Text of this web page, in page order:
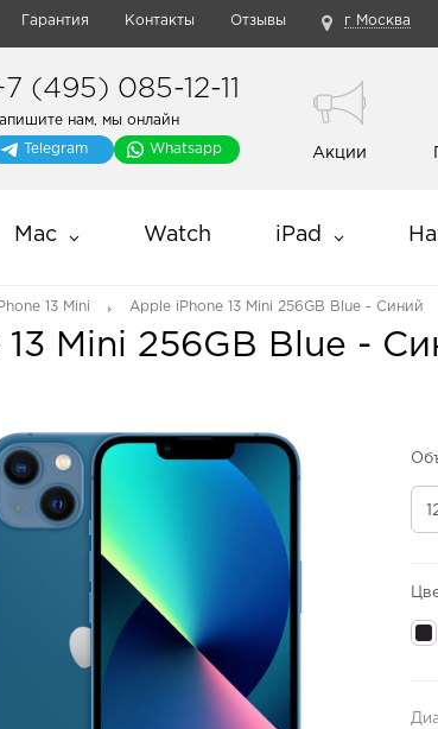
Гарантия Контакты Отзывы г Москва
(495) 085-12-11
нам, мы онлайн
Telegram Whatsapp Акции
Mac Watch iPad
13 Mini Apple iPhone 13 Mini 256GB Blue - Синий
Mini 256GB Blue -